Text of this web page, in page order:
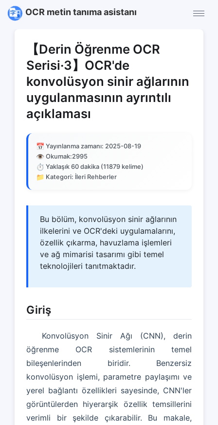
OCR metin tanıma asistanı
【Derin Öğrenme OCR
Serisi·3】OCR'de
konvolüsyon sinir ağlarının
uygulanmasının ayrıntılı
açıklaması
📅 Yayınlanma zamanı: 2025-08-19
👁️ Okumak:2995
⏱️ Yaklaşık 60 dakika (11879 kelime)
📁 Kategori: İleri Rehberler
Bu bölüm, konvolüsyon sinir ağlarının
ilkelerini ve OCR'deki uygulamalarını,
özellik çıkarma, havuzlama işlemleri
ve ağ mimarisi tasarımı gibi temel
teknolojileri tanıtmaktadır.
Giriş
Konvolüsyon Sinir Ağı (CNN), derin
öğrenme OCR sistemlerinin temel
bileşenlerinden biridir. Benzersiz
konvolüsyon işlemi, parametre paylaşımı ve
yerel bağlantı özellikleri sayesinde, CNN'ler
görüntülerden hiyerarşik özellik temsillerini
verimli bir şekilde çıkarabilir. Bu makale,